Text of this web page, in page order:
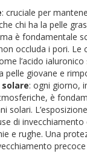
: cruciale per
chi ha la pelle
è fondamentale
occluda i pori. Le
l’acido
pelle giovane e
: ogni giorno,
è
solari.
di
e rughe. Una